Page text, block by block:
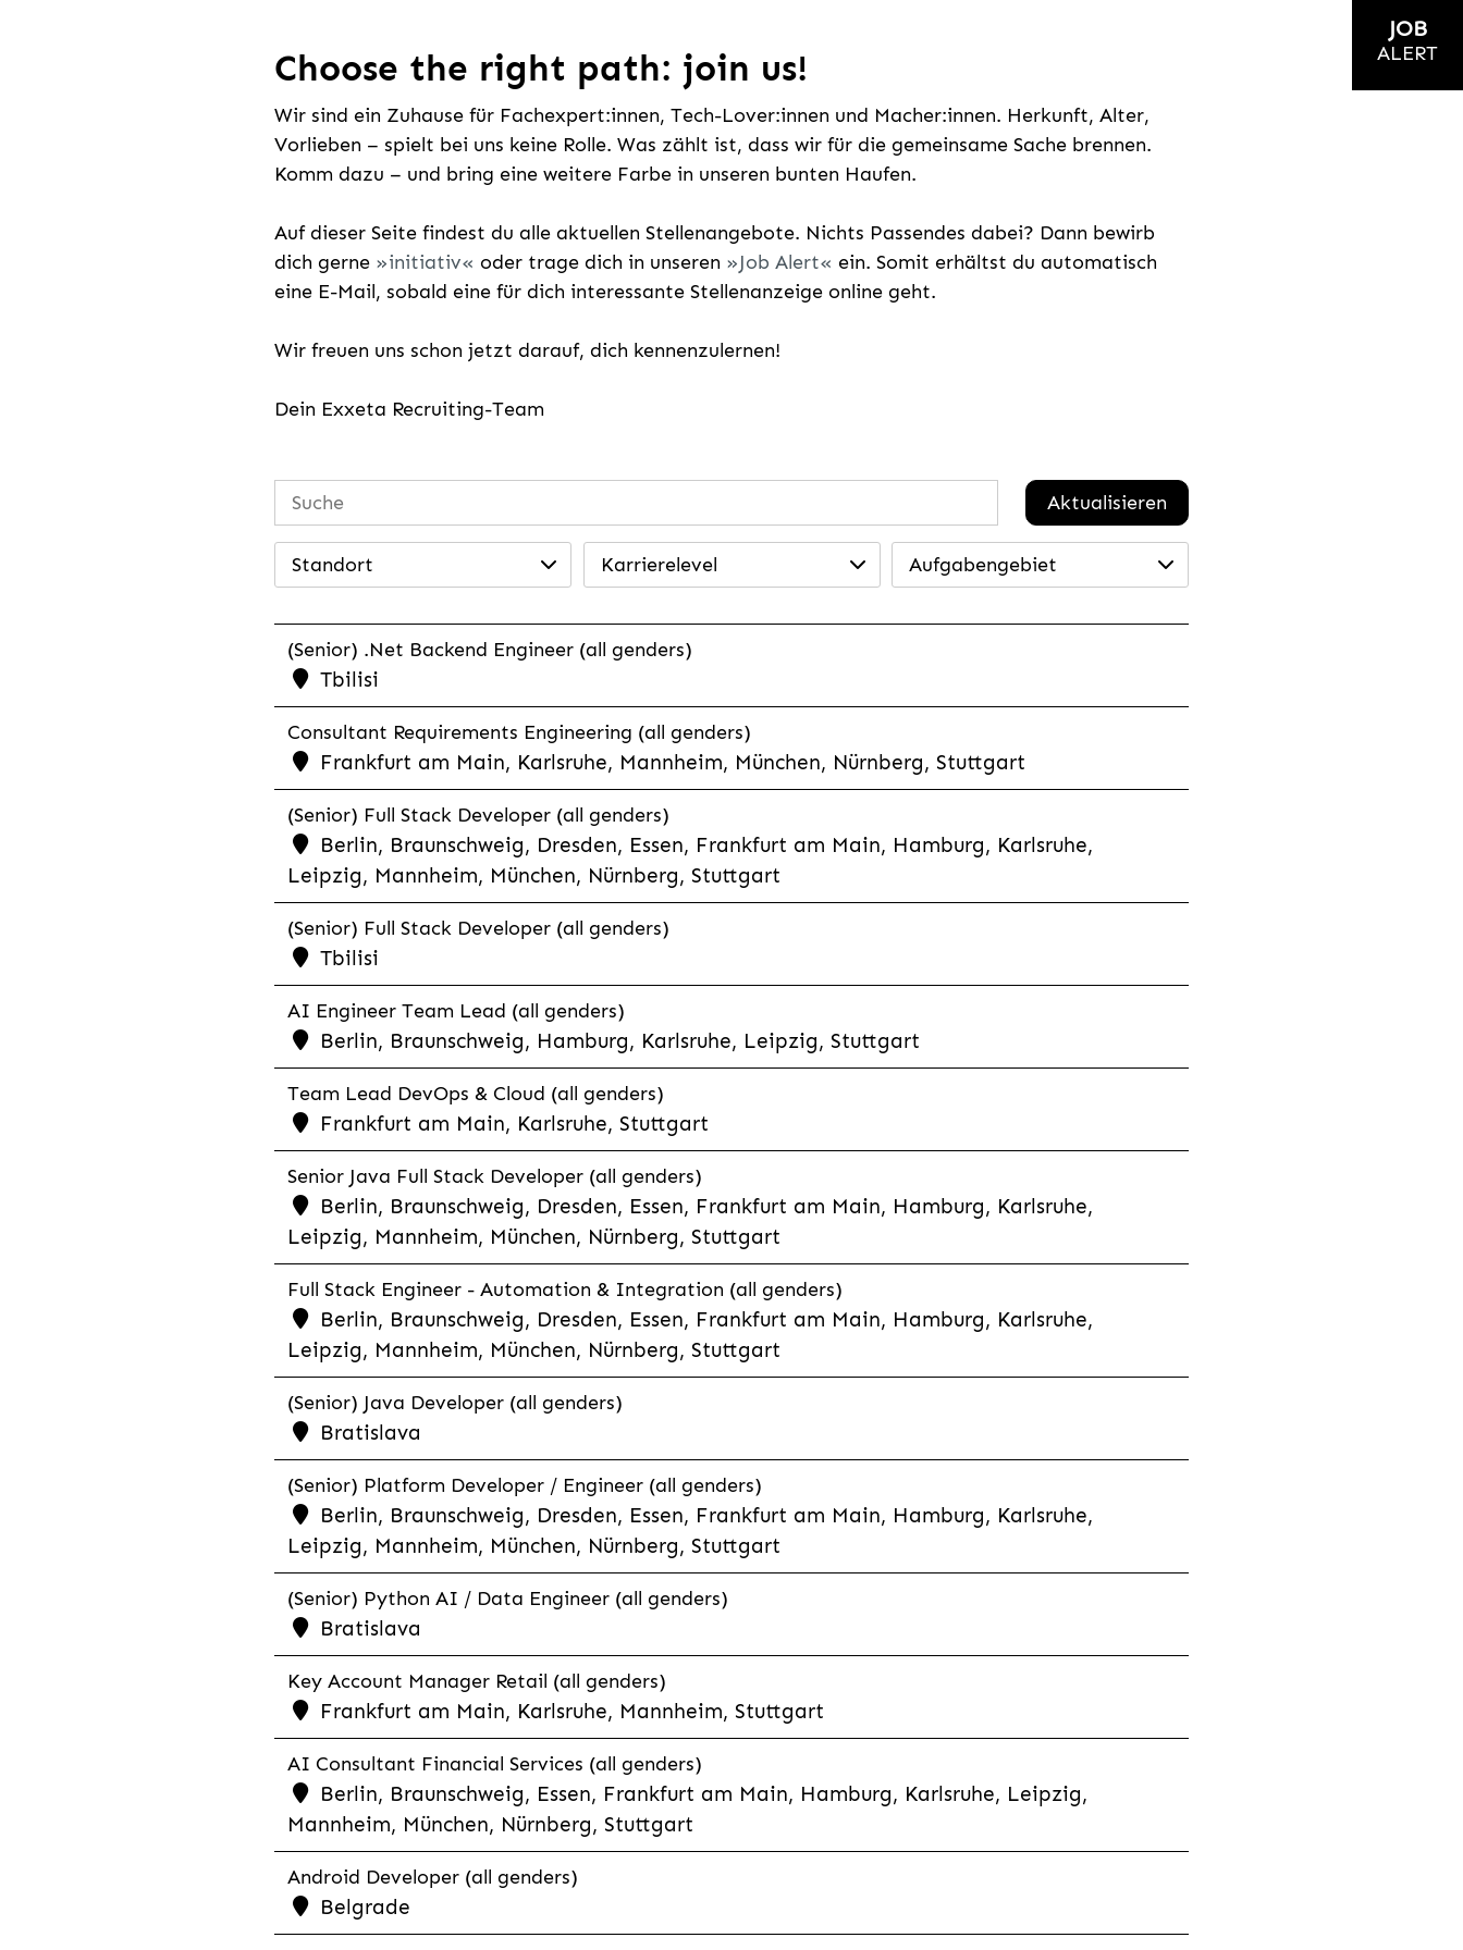
Choose the right path: join us!
Wir sind ein Zuhause für Fachexpert:innen, Tech-Lover:innen und Macher:innen. Herkunft, Alter,
Vorlieben – spielt bei uns keine Rolle. Was zählt ist, dass wir für die gemeinsame Sache brennen.
Komm dazu – und bring eine weitere Farbe in unseren bunten Haufen.
Auf dieser Seite findest du alle aktuellen Stellenangebote. Nichts Passendes dabei? Dann bewirb
dich gerne
initiativ oder trage dich in unseren Job Alert
ein. Somit erhältst du automatisch
eine E-Mail, sobald eine für dich interessante Stellenanzeige online geht.
Wir freuen uns schon jetzt darauf, dich kennenzulernen!
Dein Exxeta Recruiting-Team
Aktualisieren
Standort Karrierelevel Aufgabengebiet
(Senior) .Net Backend Engineer (all genders)
Tbilisi
Consultant Requirements Engineering (all genders)
Frankfurt am Main, Karlsruhe, Mannheim, München, Nürnberg, Stuttgart
(Senior) Full Stack Developer (all genders)
Berlin, Braunschweig, Dresden, Essen, Frankfurt am Main, Hamburg, Karlsruhe,
Leipzig, Mannheim, München, Nürnberg, Stuttgart
(Senior) Full Stack Developer (all genders)
Tbilisi
AI Engineer Team Lead (all genders)
Berlin, Braunschweig, Hamburg, Karlsruhe, Leipzig, Stuttgart
Team Lead DevOps & Cloud (all genders)
Frankfurt am Main, Karlsruhe, Stuttgart
Senior Java Full Stack Developer (all genders)
Berlin, Braunschweig, Dresden, Essen, Frankfurt am Main, Hamburg, Karlsruhe,
Leipzig, Mannheim, München, Nürnberg, Stuttgart
Full Stack Engineer - Automation & Integration (all genders)
Berlin, Braunschweig, Dresden, Essen, Frankfurt am Main, Hamburg, Karlsruhe,
Leipzig, Mannheim, München, Nürnberg, Stuttgart
(Senior) Java Developer (all genders)
Bratislava
(Senior) Platform Developer / Engineer (all genders)
Berlin, Braunschweig, Dresden, Essen, Frankfurt am Main, Hamburg, Karlsruhe,
Leipzig, Mannheim, München, Nürnberg, Stuttgart
(Senior) Python AI / Data Engineer (all genders)
Bratislava
Key Account Manager Retail (all genders)
Frankfurt am Main, Karlsruhe, Mannheim, Stuttgart
AI Consultant Financial Services (all genders)
Berlin, Braunschweig, Essen, Frankfurt am Main, Hamburg, Karlsruhe, Leipzig,
Mannheim, München, Nürnberg, Stuttgart
Android Developer (all genders)
Belgrade
JOB
ALERT